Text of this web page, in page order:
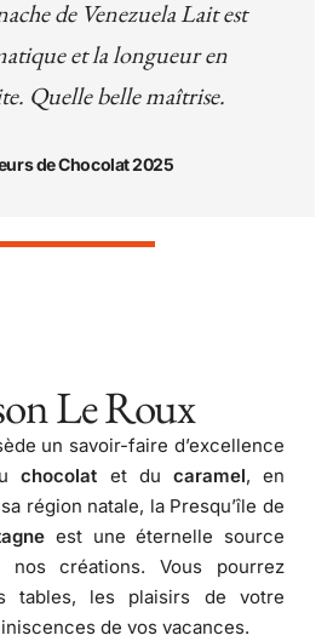
de Venezuela Lait est
et la longueur en
Quelle belle maîtrise.
de Chocolat 2025
Le Roux
un savoir-faire d’excellence
chocolat et du caramel, en
région natale, la Presqu’île de
est une éternelle source
nos créations. Vous pourrez
tables, les plaisirs de votre
de vos vacances.